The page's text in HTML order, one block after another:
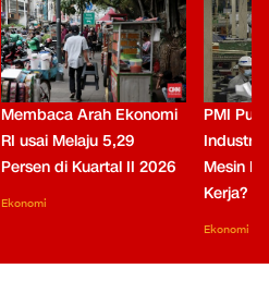
Membaca Arah Ekonomi
RI usai Melaju 5,29
Persen di Kuartal II 2026
Ekonomi
PMI
Industri
Mesin
Kerja?
Ekonomi